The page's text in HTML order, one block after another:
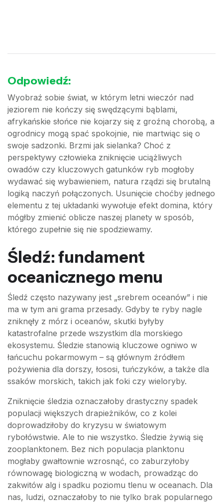
Odpowiedź:
Wyobraź sobie świat, w którym letni wieczór nad
jeziorem nie kończy się swędzącymi bąblami,
afrykańskie słońce nie kojarzy się z groźną chorobą, a
ogrodnicy mogą spać spokojnie, nie martwiąc się o
swoje sadzonki. Brzmi jak sielanka? Choć z
perspektywy człowieka zniknięcie uciążliwych
owadów czy kluczowych gatunków ryb mogłoby
wydawać się wybawieniem, natura rządzi się brutalną
logiką naczyń połączonych. Usunięcie choćby jednego
elementu z tej układanki wywołuje efekt domina, który
mógłby zmienić oblicze naszej planety w sposób,
którego zupełnie się nie spodziewamy.
Śledź: fundament
oceanicznego menu
Śledź często nazywany jest „srebrem oceanów” i nie
ma w tym ani grama przesady. Gdyby te ryby nagle
zniknęły z mórz i oceanów, skutki byłyby
katastrofalne przede wszystkim dla morskiego
ekosystemu. Śledzie stanowią kluczowe ogniwo w
łańcuchu pokarmowym – są głównym źródłem
pożywienia dla dorszy, łososi, tuńczyków, a także dla
ssaków morskich, takich jak foki czy wieloryby.
Zniknięcie śledzia oznaczałoby drastyczny spadek
populacji większych drapieżników, co z kolei
doprowadziłoby do kryzysu w światowym
rybołówstwie. Ale to nie wszystko. Śledzie żywią się
zooplanktonem. Bez nich populacja planktonu
mogłaby gwałtownie wzrosnąć, co zaburzyłoby
równowagę biologiczną w wodach, prowadząc do
zakwitów alg i spadku poziomu tlenu w oceanach. Dla
nas, ludzi, oznaczałoby to nie tylko brak popularnego